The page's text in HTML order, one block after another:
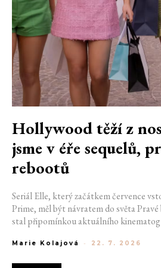
Hollywood těží z
jsme v éře sequelů,
rebootů
Seriál Elle, který začátkem července
Prime, měl být návratem do světa
stal připomínkou aktuálního
Prequely, sequely, spin-offy i rebooty
Marie Kolajová - 22. 7. 2026